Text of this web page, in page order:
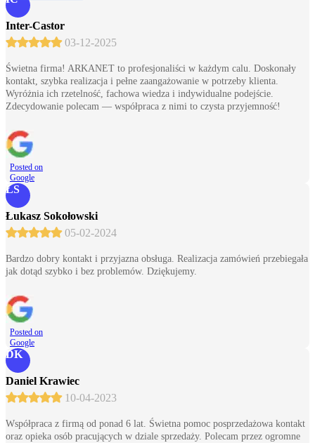
Inter-Castor
03-12-2025
Świetna firma! ARKANET to profesjonaliści w każdym calu. Doskonały
kontakt, szybka realizacja i pełne zaangażowanie w potrzeby klienta.
Wyróżnia ich rzetelność, fachowa wiedza i indywidualne podejście.
Zdecydowanie polecam — współpraca z nimi to czysta przyjemność!
Posted on
Google
ŁS
Łukasz Sokołowski
05-02-2024
Bardzo dobry kontakt i przyjazna obsługa. Realizacja zamówień przebiegała
jak dotąd szybko i bez problemów. Dziękujemy.
Posted on
Google
DK
Daniel Krawiec
10-04-2023
Współpraca z firmą od ponad 6 lat. Świetna pomoc posprzedażowa kontakt
oraz opieka osób pracujących w dziale sprzedaży. Polecam przez ogromne